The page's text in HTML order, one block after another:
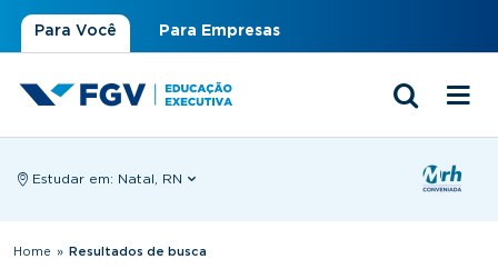
Para Você Para Empresas
Estudar em: Natal, RN
Você está aqui
Home » Resultados de busca